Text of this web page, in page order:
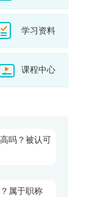
学习资料
课程中心
吗？被认可
属于职称